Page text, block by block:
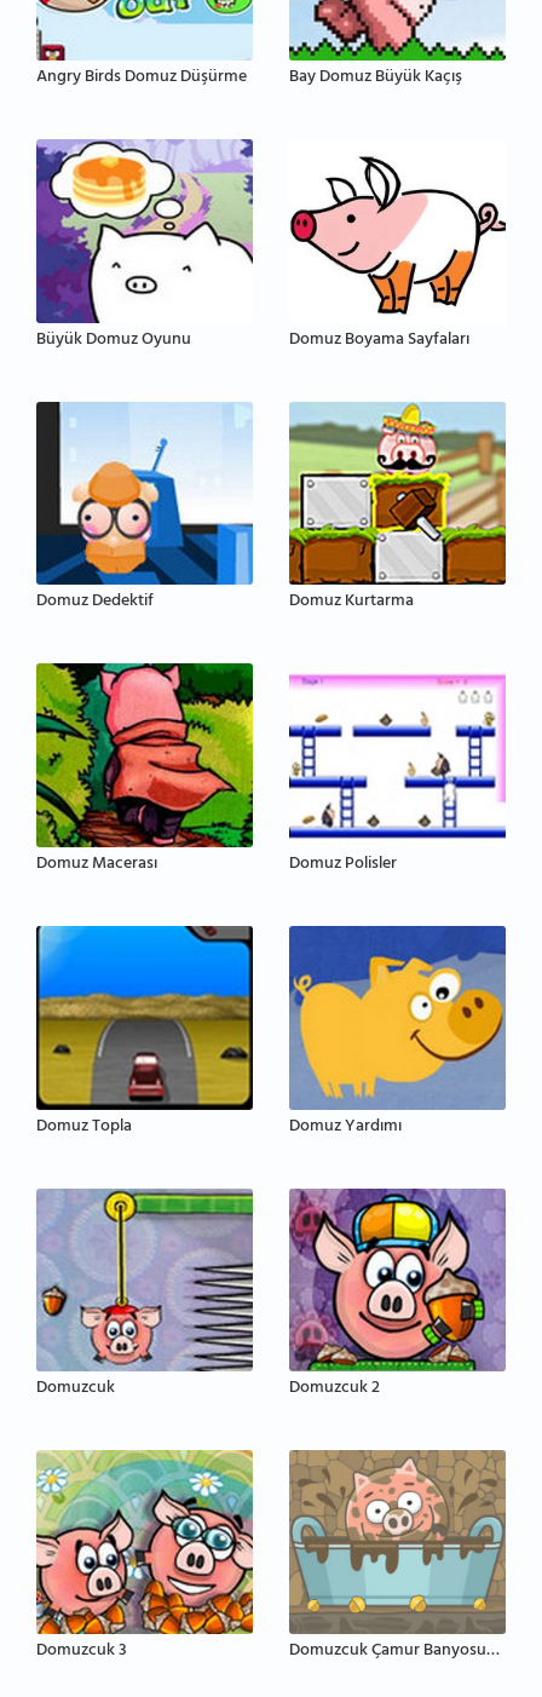
Angry Birds Domuz Düşürme Bay Domuz Büyük Kaçış
Büyük Domuz Oyunu Domuz Boyama Sayfaları
Domuz Dedektif Domuz Kurtarma
Domuz Macerası Domuz Polisler
Domuz Topla Domuz Yardımı
Domuzcuk Domuzcuk 2
Domuzcuk 3 Domuzcuk Çamur Banyosunda